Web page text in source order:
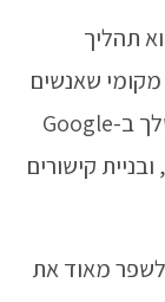
תהליך
שאנשים
מחפשים. זה כולל רישום של העסק שלך ב-Google
קישורים
מאוד את